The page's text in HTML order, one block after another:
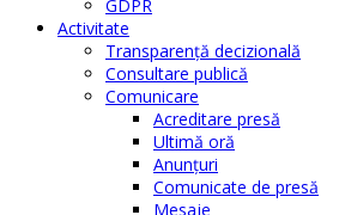
GDPR
Activitate
Transparenţă decizională
Consultare publică
Comunicare
Acreditare presă
Ultimă oră
Anunţuri
Comunicate de presă
Mesaje